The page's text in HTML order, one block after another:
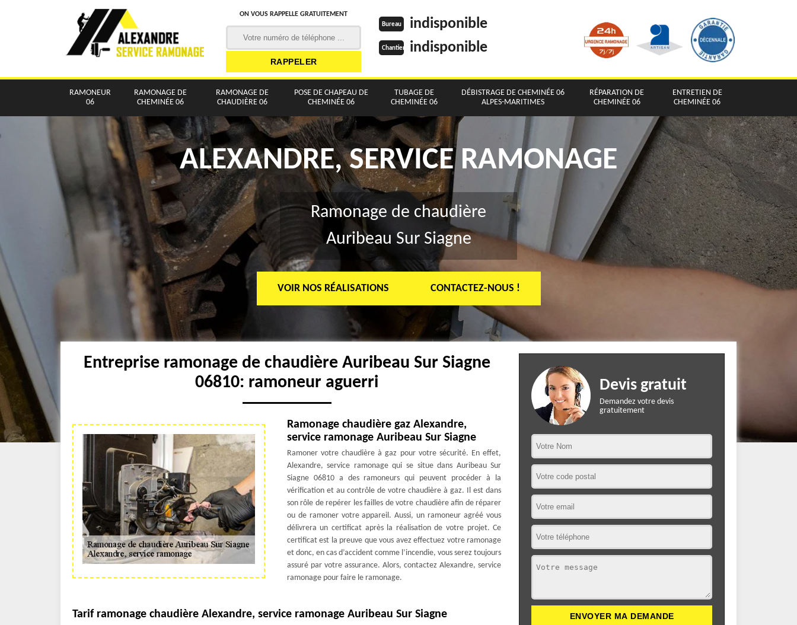
ON VOUS RAPPELLE GRATUITEMENT
Bureau indisponible
Chantier indisponible
RAMONEUR
06
RAMONAGE DE
CHEMINÉE 06
RAMONAGE DE
CHAUDIÈRE 06
POSE DE CHAPEAU DE
CHEMINÉE 06
TUBAGE DE
CHEMINÉE 06
DÉBISTRAGE DE CHEMINÉE 06
ALPES-MARITIMES
RÉPARATION DE
CHEMINÉE 06
ENTRETIEN DE
CHEMINÉE 06
ALEXANDRE, SERVICE RAMONAGE
Ramonage de chaudière
Auribeau Sur Siagne
VOIR NOS RÉALISATIONS CONTACTEZ-NOUS !
Entreprise ramonage de chaudière Auribeau Sur Siagne
06810: ramoneur aguerri
Ramonage chaudière gaz Alexandre,
service ramonage Auribeau Sur Siagne
Ramoner votre chaudière à gaz pour votre sécurité. En effet,
Alexandre, service ramonage qui se situe dans Auribeau Sur
Siagne 06810 a des ramoneurs qui peuvent procéder à la
vérification et au contrôle de votre chaudière à gaz. Il est dans
son rôle de repérer les failles de votre chaudière afin de réparer
ou de ramoner votre appareil. Aussi, un ramoneur agréé vous
délivrera un certificat après la réalisation de votre projet. Ce
certificat est la preuve que vous avez effectuez votre ramonage
et donc, en cas d’accident comme l’incendie, vous serez toujours
assuré par votre assurance. Alors, contactez Alexandre, service
ramonage pour faire le ramonage.
Tarif ramonage chaudière Alexandre, service ramonage Auribeau Sur Siagne
Devis gratuit
Demandez votre devis
gratuitement